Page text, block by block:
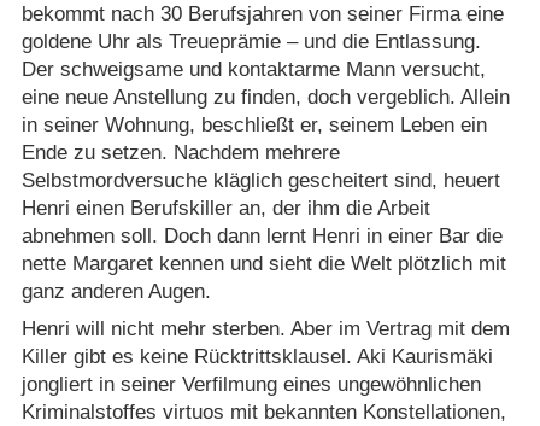
bekommt nach 30 Berufsjahren von seiner Firma eine
goldene Uhr als Treueprämie – und die Entlassung.
Der schweigsame und kontaktarme Mann versucht,
eine neue Anstellung zu finden, doch vergeblich. Allein
in seiner Wohnung, beschließt er, seinem Leben ein
Ende zu setzen. Nachdem mehrere
Selbstmordversuche kläglich gescheitert sind, heuert
Henri einen Berufskiller an, der ihm die Arbeit
abnehmen soll. Doch dann lernt Henri in einer Bar die
nette Margaret kennen und sieht die Welt plötzlich mit
ganz anderen Augen.
Henri will nicht mehr sterben. Aber im Vertrag mit dem
Killer gibt es keine Rücktrittsklausel. Aki Kaurismäki
jongliert in seiner Verfilmung eines ungewöhnlichen
Kriminalstoffes virtuos mit bekannten Konstellationen,